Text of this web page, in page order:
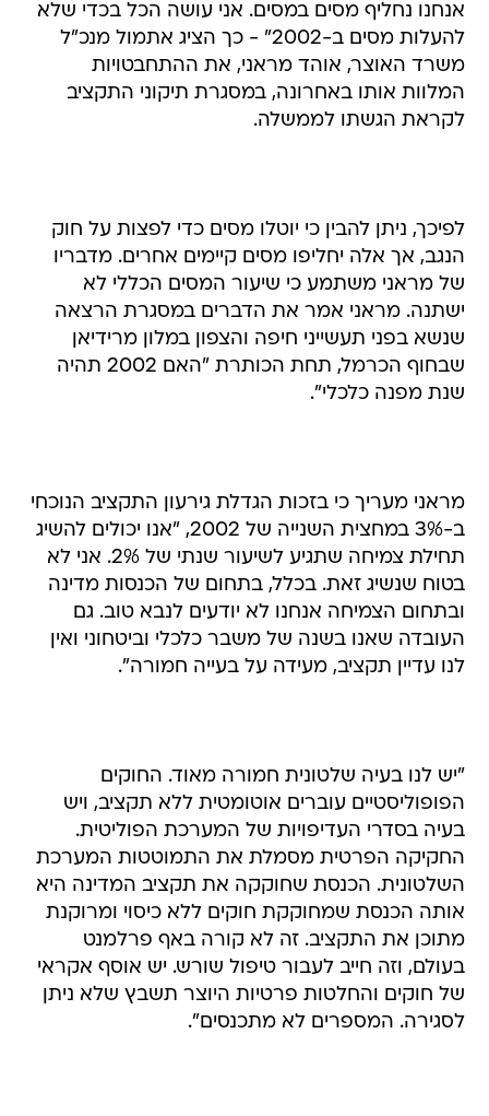
אנחנו נחליף מסים במסים. אני עושה הכל בכדי שלא
להעלות מסים ב-2002" - כך הציג אתמול מנכ"ל
משרד האוצר, אוהד מראני, את ההתחבטויות
המלוות אותו באחרונה, במסגרת תיקוני התקציב
לקראת הגשתו לממשלה.
לפיכך, ניתן להבין כי יוטלו מסים כדי לפצות על חוק
הנגב, אך אלה יחליפו מסים קיימים אחרים. מדבריו
של מראני משתמע כי שיעור המסים הכללי לא
ישתנה. מראני אמר את הדברים במסגרת הרצאה
שנשא בפני תעשייני חיפה והצפון במלון מרידיאן
שבחוף הכרמל, תחת הכותרת "האם 2002 תהיה
שנת מפנה כלכלי".
מראני מעריך כי בזכות הגדלת גירעון התקציב הנוכחי
ב-3% במחצית השנייה של 2002, "אנו יכולים להשיג
תחילת צמיחה שתגיע לשיעור שנתי של 2%. אני לא
בטוח שנשיג זאת. בכלל, בתחום של הכנסות מדינה
ובתחום הצמיחה אנחנו לא יודעים לנבא טוב. גם
העובדה שאנו בשנה של משבר כלכלי וביטחוני ואין
לנו עדיין תקציב, מעידה על בעייה חמורה".
"יש לנו בעיה שלטונית חמורה מאוד. החוקים
הפופוליסטיים עוברים אוטומטית ללא תקציב, ויש
בעיה בסדרי העדיפויות של המערכת הפוליטית.
החקיקה הפרטית מסמלת את התמוטטות המערכת
השלטונית. הכנסת שחוקקה את תקציב המדינה היא
אותה הכנסת שמחוקקת חוקים ללא כיסוי ומרוקנת
מתוכן את התקציב. זה לא קורה באף פרלמנט
בעולם, וזה חייב לעבור טיפול שורש. יש אוסף אקראי
של חוקים והחלטות פרטיות היוצר תשבץ שלא ניתן
לסגירה. המספרים לא מתכנסים".